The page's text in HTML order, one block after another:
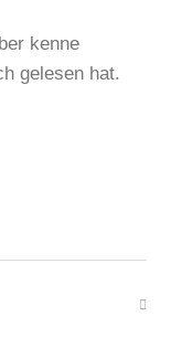
kenne
gelesen hat.